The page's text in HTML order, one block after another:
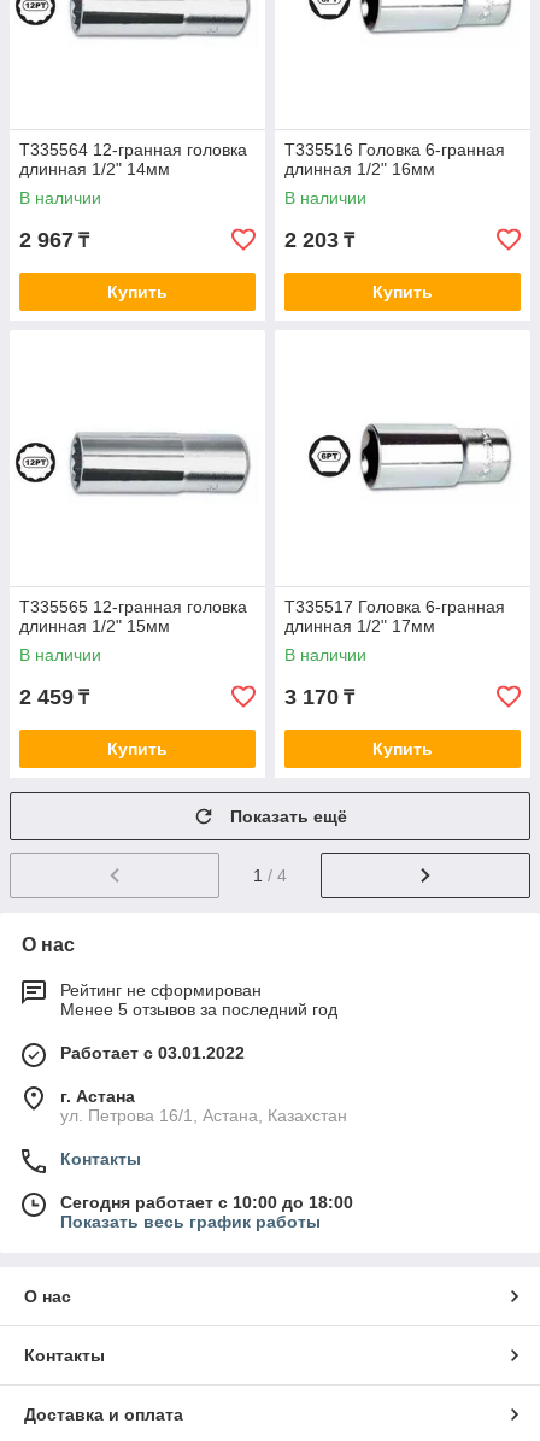
T335564 12-гранная головка
длинная 1/2" 14мм
В наличии
2 967 ₸
Купить
T335516 Головка 6-гранная
длинная 1/2" 16мм
В наличии
2 203 ₸
Купить
T335565 12-гранная головка
длинная 1/2" 15мм
В наличии
2 459 ₸
Купить
T335517 Головка 6-гранная
длинная 1/2" 17мм
В наличии
3 170 ₸
Купить
Показать ещё
1 / 4
О нас
Рейтинг не сформирован
Менее 5 отзывов за последний год
Работает с 03.01.2022
г. Астана
ул. Петрова 16/1, Астана, Казахстан
Контакты
Сегодня работает с 10:00 до 18:00
Показать весь график работы
О нас
Контакты
Доставка и оплата